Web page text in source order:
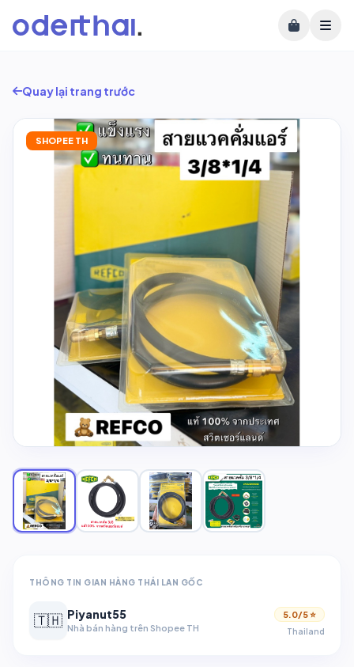
Quay lại trang trước
SHOPEE TH
THÔNG TIN GIAN HÀNG THÁI LAN GỐC
🇹🇭 Piyanut55
Nhà bán hàng trên Shopee TH
5.0/5 ⭐
Thailand